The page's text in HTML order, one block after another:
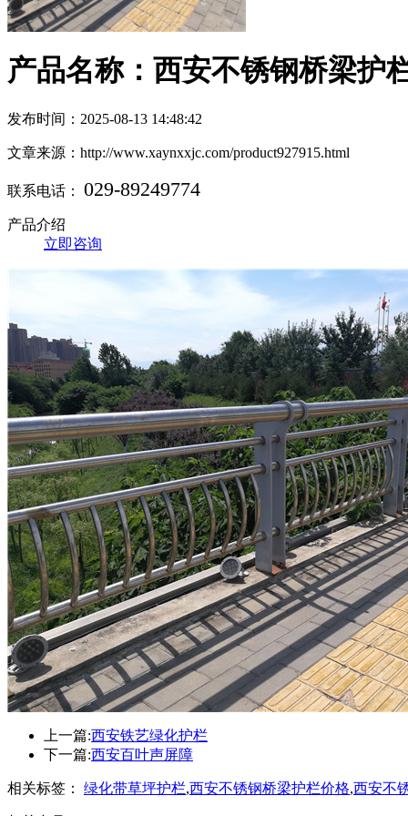
产品名称：西安不锈钢桥梁护
发布时间：2025-08-13 14:48:42
文章来源：http://www.xaynxxjc.com/product927915.html
联系电话： 029-89249774
产品介绍
立即咨询
上一篇:西安铁艺绿化护栏
下一篇:西安百叶声屏障
相关标签： 绿化带草坪护栏,西安不锈钢桥梁护栏价格,西安不